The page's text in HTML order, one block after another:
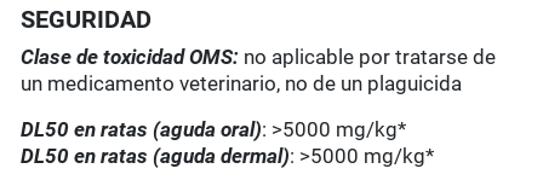
SEGURIDAD
Clase de toxicidad OMS: no aplicable por tratarse de
un medicamento veterinario, no de un plaguicida
DL50 en ratas (aguda oral): >5000 mg/kg*
DL50 en ratas (aguda dermal): >5000 mg/kg*